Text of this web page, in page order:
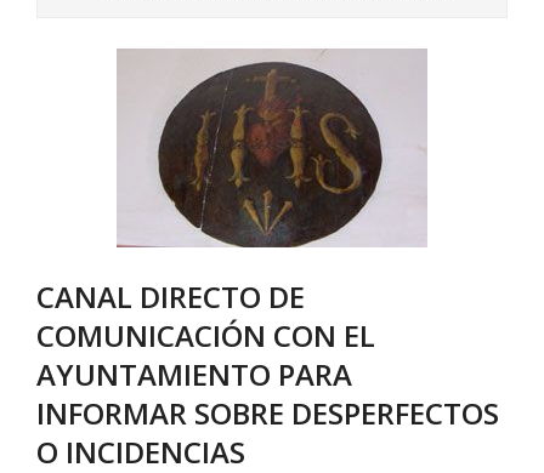
CANAL DIRECTO DE
COMUNICACIÓN CON EL
AYUNTAMIENTO PARA
INFORMAR SOBRE DESPERFECTOS
O INCIDENCIAS